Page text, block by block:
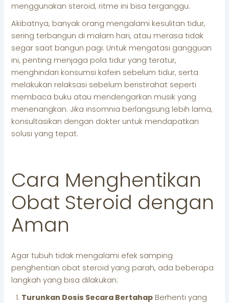
menggunakan steroid, ritme ini bisa terganggu.
Akibatnya, banyak orang mengalami kesulitan tidur,
sering terbangun di malam hari, atau merasa tidak
segar saat bangun pagi. Untuk mengatasi gangguan
ini, penting menjaga pola tidur yang teratur,
menghindari konsumsi kafein sebelum tidur, serta
melakukan relaksasi sebelum beristirahat seperti
membaca buku atau mendengarkan musik yang
menenangkan. Jika insomnia berlangsung lebih lama,
konsultasikan dengan dokter untuk mendapatkan
solusi yang tepat.
Cara Menghentikan
Obat Steroid dengan
Aman
Agar tubuh tidak mengalami efek samping
penghentian obat steroid yang parah, ada beberapa
langkah yang bisa dilakukan:
Turunkan Dosis Secara Bertahap Berhenti yang